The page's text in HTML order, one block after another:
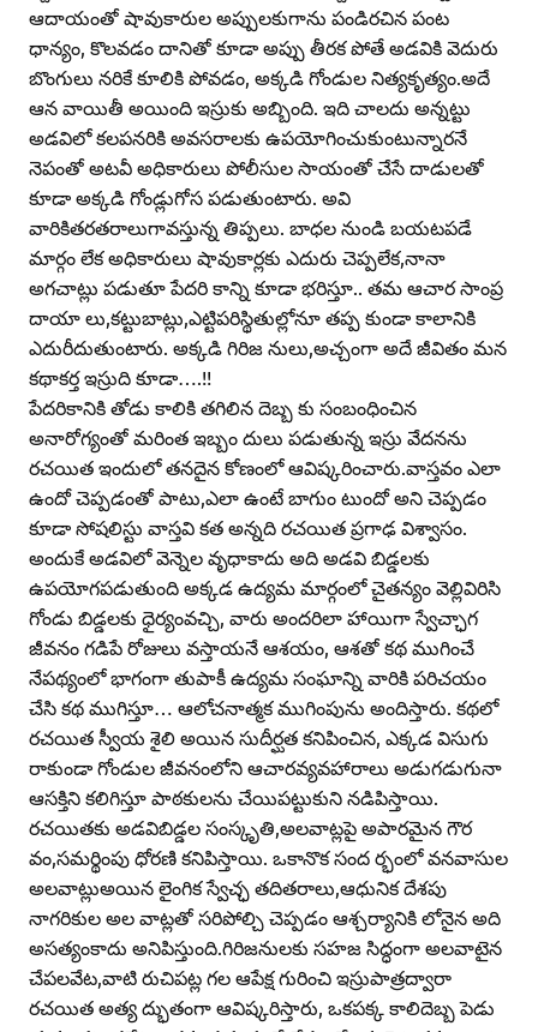
ఆదాయంతో షావుకారుల అప్పులకుగాను పండిరచిన పంట
ధాన్యం, కొలవడం దానితో కూడా అప్పు తీరక పోతే అడవికి వెదురు
బొంగులు నరికే కూలికి పోవడం, అక్కడి గోండుల నిత్యకృత్యం.అదే
ఆన వాయితీ అయింది ఇస్రుకు అబ్బింది. ఇది చాలదు అన్నట్టు
అడవిలో కలపనరికి అవసరాలకు ఉపయోగించుకుంటున్నారనే
నెపంతో అటవీ అధికారులు పోలీసుల సాయంతో చేసే దాడులతో
కూడా అక్కడి గోండ్లుగోస పడుతుంటారు. అవి
వారికితరతరాలుగావస్తున్న తిప్పలు. బాధల నుండి బయటపడే
మార్గం లేక అధికారులు షావుకార్లకు ఎదురు చెప్పలేక,నానా
అగచాట్లు పడుతూ పేదరి కాన్ని కూడా భరిస్తూ.. తమ ఆచార సాంప్ర
దాయా లు,కట్టుబాట్లు,ఎట్టిపరిస్థితుల్లోనూ తప్ప కుండా కాలానికి
ఎదురీదుతుంటారు. అక్కడి గిరిజ నులు,అచ్చంగా అదే జీవితం మన
కథాకర్త ఇస్రుది కూడా….!!
పేదరికానికి తోడు కాలికి తగిలిన దెబ్బ కు సంబంధించిన
అనారోగ్యంతో మరింత ఇబ్బం దులు పడుతున్న ఇస్రు వేదనను
రచయిత ఇందులో తనదైన కోణంలో ఆవిష్కరించారు.వాస్తవం ఎలా
ఉందో చెప్పడంతో పాటు,ఎలా ఉంటే బాగుం టుందో అని చెప్పడం
కూడా సోషలిస్టు వాస్తవి కత అన్నది రచయిత ప్రగాఢ విశ్వాసం.
అందుకే అడవిలో వెన్నెల వృధాకాదు అది అడవి బిడ్డలకు
ఉపయోగపడుతుంది అక్కడ ఉద్యమ మార్గంలో చైతన్యం వెల్లివిరిసి
గోండు బిడ్డలకు ధైర్యంవచ్చి, వారు అందరిలా హాయిగా స్వేచ్ఛాగ
జీవనం గడిపే రోజులు వస్తాయనే ఆశయం, ఆశతో కథ ముగించే
నేపథ్యంలో భాగంగా తుపాకీ ఉద్యమ సంఘాన్ని వారికి పరిచయం
చేసి కథ ముగిస్తూ… ఆలోచనాత్మక ముగింపును అందిస్తారు. కథలో
రచయిత స్వీయ శైలి అయిన సుదీర్ఘత కనిపించిన, ఎక్కడ విసుగు
రాకుండా గోండుల జీవనంలోని ఆచారవ్యవహారాలు అడుగడుగునా
ఆసక్తిని కలిగిస్తూ పాఠకులను చేయిపట్టుకుని నడిపిస్తాయి.
రచయితకు అడవిబిడ్డల సంస్కృతి,అలవాట్లపై అపారమైన గౌర
వం,సమర్థింపు ధోరణి కనిపిస్తాయి. ఒకానొక సంద ర్భంలో వనవాసుల
అలవాట్లుఅయిన లైంగిక స్వేచ్ఛ తదితరాలు,ఆధునిక దేశపు
నాగరికుల అల వాట్లతో సరిపోల్చి చెప్పడం ఆశ్చర్యానికి లోనైన అది
అసత్యంకాదు అనిపిస్తుంది.గిరిజనులకు సహజ సిద్ధంగా అలవాటైన
చేపలవేట,వాటి రుచిపట్ల గల ఆపేక్ష గురించి ఇస్రుపాత్రద్వారా
రచయిత అత్య ద్భుతంగా ఆవిష్కరిస్తారు, ఒకపక్క కాలిదెబ్బ పెడు